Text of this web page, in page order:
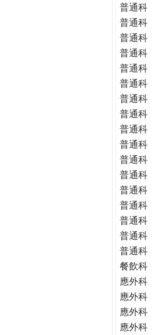
普通科
普通科
普通科
普通科
普通科
普通科
普通科
普通科
普通科
普通科
普通科
普通科
普通科
普通科
普通科
普通科
普通科
餐飲科
應外科
應外科
應外科
應外科